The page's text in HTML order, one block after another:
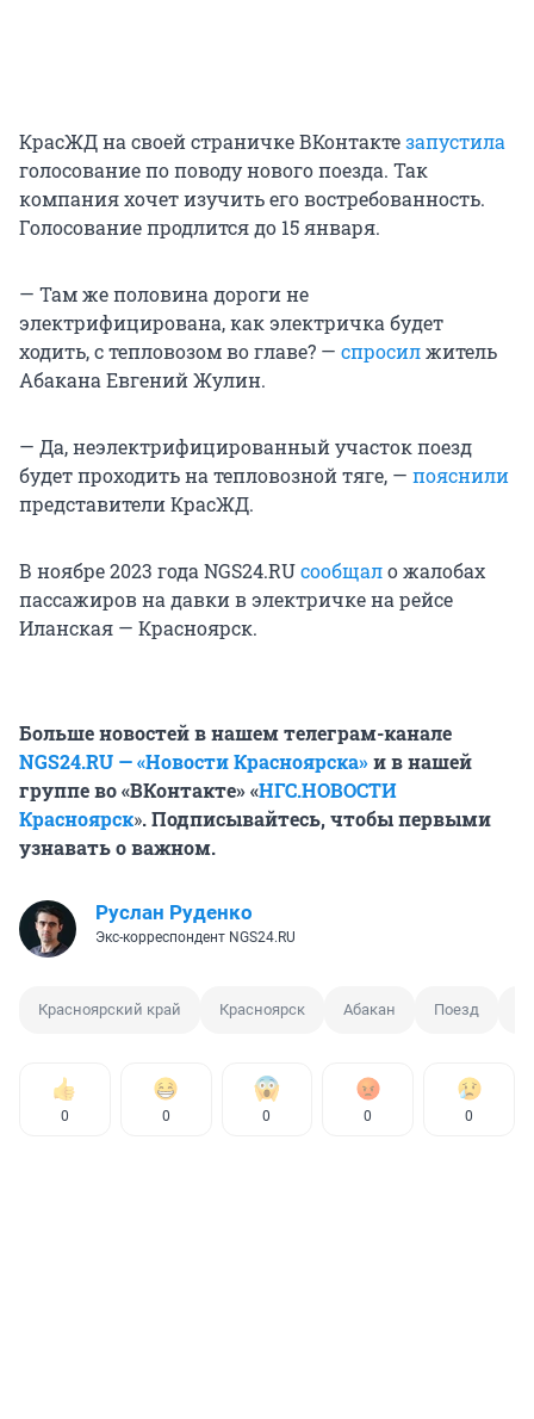
КрасЖД на своей страничке ВКонтактезапустила
голосование по поводу нового поезда. Так
компания хочет изучить его востребованность.
Голосование продлится до 15 января.
— Там же половина дороги не
электрифицирована, как электричка будет
ходить, с тепловозом во главе? — спросилжитель
Абакана Евгений Жулин.
— Да, неэлектрифицированный участок поезд
будет проходить на тепловозной тяге, — пояснили
представители КрасЖД.
В ноябре 2023 года NGS24.RUсообщало жалобах
пассажиров на давки в электричке на рейсе
Иланская — Красноярск.
Больше новостей в нашем телеграм-канале
NGS24.RU — «Новости Красноярска»и в нашей
группе во «ВКонтакте» «НГС.НОВОСТИ
Красноярск». Подписывайтесь, чтобы первыми
узнавать о важном.
Руслан Руденко
Экс-корреспондент NGS24.RU
Красноярский край Красноярск Абакан Поезд
0 0 0 0 0